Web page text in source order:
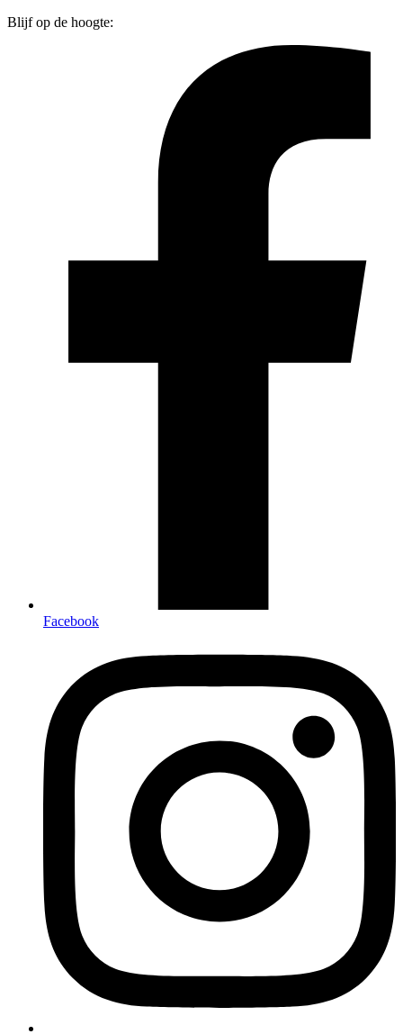
Blijf op de hoogte:
Facebook